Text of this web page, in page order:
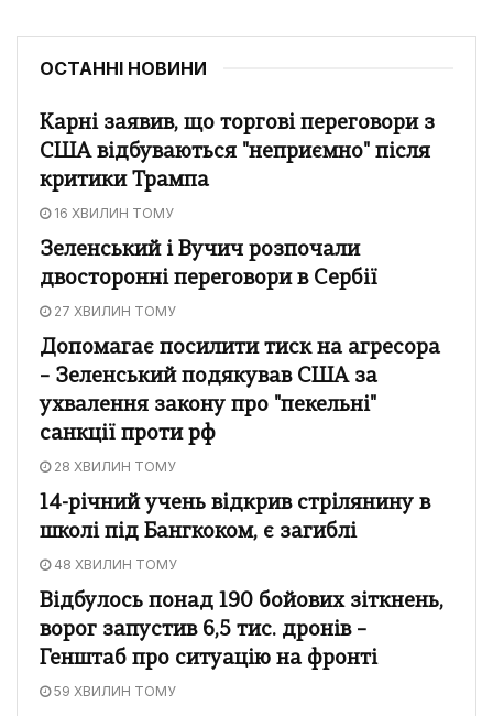
ОСТАННІ НОВИНИ
Карні заявив, що торгові переговори з
США відбуваються "неприємно" після
критики Трампа
16 ХВИЛИН ТОМУ
Зеленський і Вучич розпочали
двосторонні переговори в Сербії
27 ХВИЛИН ТОМУ
Допомагає посилити тиск на агресора
– Зеленський подякував США за
ухвалення закону про "пекельні"
санкції проти рф
28 ХВИЛИН ТОМУ
14-річний учень відкрив стрілянину в
школі під Бангкоком, є загиблі
48 ХВИЛИН ТОМУ
Відбулось понад 190 бойових зіткнень,
ворог запустив 6,5 тис. дронів –
Генштаб про ситуацію на фронті
59 ХВИЛИН ТОМУ